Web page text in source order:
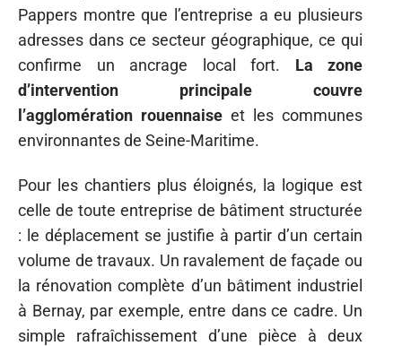
Pappers montre que l’entreprise a eu plusieurs
adresses dans ce secteur géographique, ce qui
confirme un ancrage local fort. La zone
d’intervention principale couvre
l’agglomération rouennaise et les communes
environnantes de Seine-Maritime.
Pour les chantiers plus éloignés, la logique est
celle de toute entreprise de bâtiment structurée
: le déplacement se justifie à partir d’un certain
volume de travaux. Un ravalement de façade ou
la rénovation complète d’un bâtiment industriel
à Bernay, par exemple, entre dans ce cadre. Un
simple rafraîchissement d’une pièce à deux